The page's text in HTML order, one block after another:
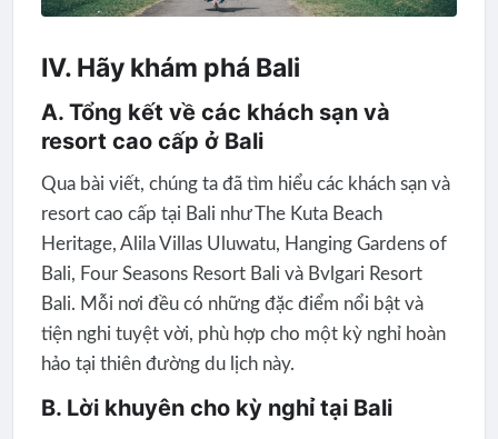
IV. Hãy khám phá Bali
A. Tổng kết về các khách sạn và
resort cao cấp ở Bali
Qua bài viết, chúng ta đã tìm hiểu các khách sạn và
resort cao cấp tại Bali như The Kuta Beach
Heritage, Alila Villas Uluwatu, Hanging Gardens of
Bali, Four Seasons Resort Bali và Bvlgari Resort
Bali. Mỗi nơi đều có những đặc điểm nổi bật và
tiện nghi tuyệt vời, phù hợp cho một kỳ nghỉ hoàn
hảo tại thiên đường du lịch này.
B. Lời khuyên cho kỳ nghỉ tại Bali